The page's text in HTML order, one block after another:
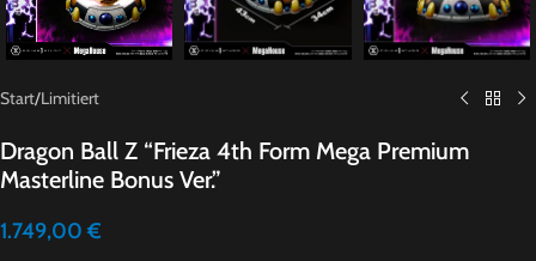
Start/Limitiert
Dragon Ball Z “Frieza 4th Form Mega Premium
Masterline Bonus Ver.”
1.749,00 €